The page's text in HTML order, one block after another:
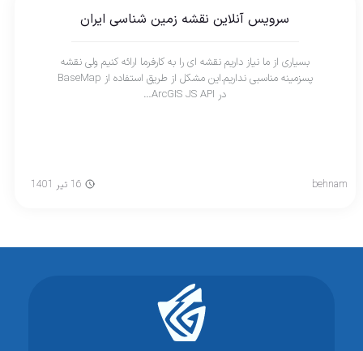
سرویس آنلاین نقشه زمین شناسی ایران
بسیاری از ما نیاز داریم نقشه ای را به کارفرما ارائه کنیم ولی نقشه
پسزمینه مناسبی نداریم.این مشکل از طریق استفاده از BaseMap
در ArcGIS JS API…
behnam